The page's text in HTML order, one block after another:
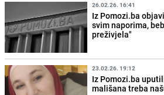
26.02.26. 16:41
Iz Pomozi.ba
svim naporima,
preživjela"
23.02.26. 19:12
Iz Pomozi.ba
mališana treba